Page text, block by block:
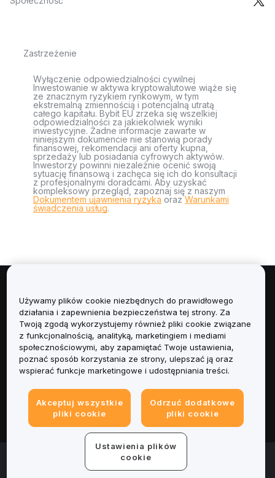
Zastrzeżenie
Wyłączenie odpowiedzialności cywilnej
Inwestowanie w aktywa kryptowalutowe wiąże się
ze znacznym ryzykiem rynkowym, w tym
ekstremalną zmiennością i potencjalną utratą
całego kapitału. Bybit EU zrzeka się wszelkiej
odpowiedzialności za jakiekolwiek wyniki
inwestycyjne. Żadne informacje zawarte w
niniejszym dokumencie nie stanowią porady
finansowej, rekomendacji ani oferty kupna,
sprzedaży lub posiadania cyfrowych aktywów.
Inwestorzy powinni niezależnie ocenić swoją
sytuację finansową i zachęca się ich do konsultacji
z profesjonalnymi doradcami. Aby uzyskać
kompleksowy przegląd, zapoznaj się z naszym
Dokumentem ujawnienia ryzyka orazWarunkami
świadczenia usług.
Informacje
Usługi
Obsługa Klienta
Informacje prawne
© 2025-2026 Bybit.eu. Wszystkie prawa zastrzeżone.
Używamy plików cookie niezbędnych do prawidłowego
działania i zapewnienia bezpieczeństwa tej strony. Za
Twoją zgodą wykorzystujemy również pliki cookie związane
z funkcjonalnością, analityką, marketingiem i mediami
społecznościowymi, aby zapamiętać Twoje ustawienia,
poznać sposób korzystania ze strony, ulepszać ją oraz
wspierać funkcje marketingowe i udostępniania treści.
Akceptuj wszystkie
pliki cookie
Odrzuć dodatkowe
pliki cookie
Ustawienia plików
cookie